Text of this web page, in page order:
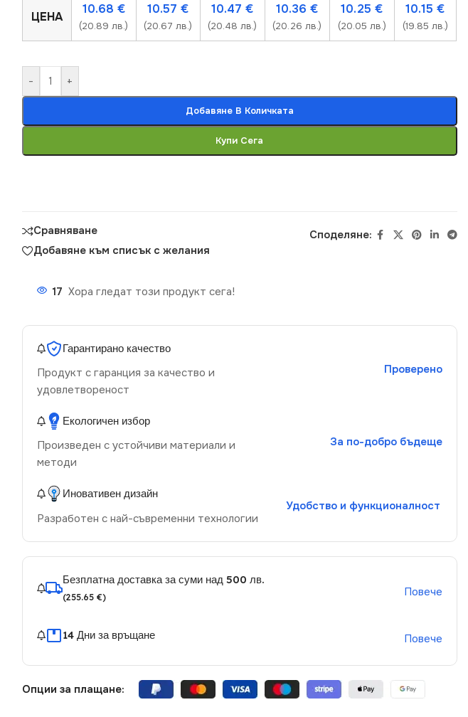
ЦЕНА
10.68 €
(20.89 лв.)
10.57€
(20.67 лв.)
10.47€
(20.48 лв.)
10.36€
(20.26 лв.)
10.25€
(20.05 лв.)
10.15€
(19.85 лв.)
- +
Добавяне В Количката
Купи Сега
Сравняване
Добавяне към списък с желания
Споделяне:
17 Хора гледат този продукт сега!
Гарантирано качество
Продукт с гаранция за качество и
удовлетвореност
Проверено
Екологичен избор
Произведен с устойчиви материали и
методи
За по-добро бъдеще
Иновативен дизайн
Разработен с най-съвременни технологии
Удобство и функционалност
Безплатна доставка за суми над 500 лв.
(255.65 €) Повече
14 Дни за връщане Повече
Опции за плащане: